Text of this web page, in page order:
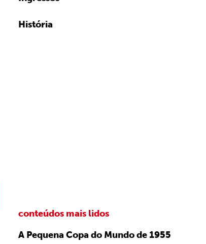
História
conteúdos mais lidos
A Pequena Copa do Mundo de 1955